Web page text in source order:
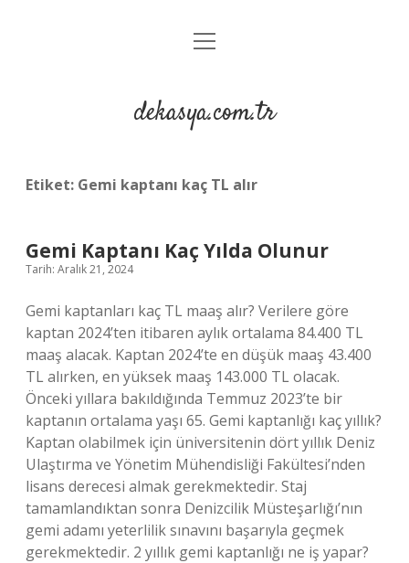
Anasayfa
Yasal Uyarı
menüyü
dekasya.com.tr
Etiket: Gemi kaptanı kaç TL alır
Gemi Kaptanı Kaç Yılda Olunur
Tarih: Aralık 21, 2024
Gemi kaptanları kaç TL maaş alır? Verilere göre
kaptan 2024’ten itibaren aylık ortalama 84.400 TL
maaş alacak. Kaptan 2024’te en düşük maaş 43.400
TL alırken, en yüksek maaş 143.000 TL olacak.
Önceki yıllara bakıldığında Temmuz 2023’te bir
kaptanın ortalama yaşı 65. Gemi kaptanlığı kaç yıllık?
Kaptan olabilmek için üniversitenin dört yıllık Deniz
Ulaştırma ve Yönetim Mühendisliği Fakültesi’nden
lisans derecesi almak gerekmektedir. Staj
tamamlandıktan sonra Denizcilik Müsteşarlığı’nın
gemi adamı yeterlilik sınavını başarıyla geçmek
gerekmektedir. 2 yıllık gemi kaptanlığı ne iş yapar?